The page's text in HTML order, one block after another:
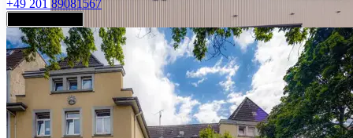
+49 201 89081567